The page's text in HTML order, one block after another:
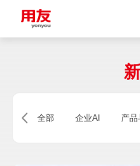
Singapore
全部 企业AI 产品